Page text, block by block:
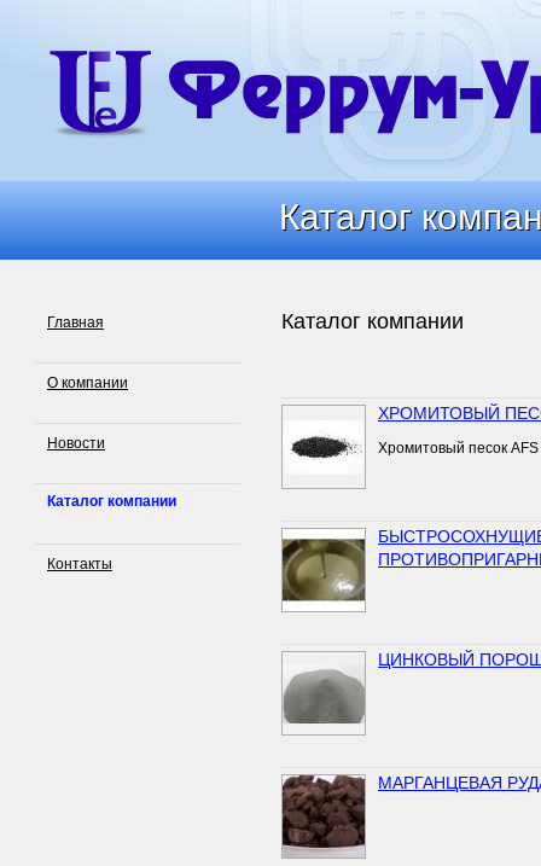
Каталог
Каталог
Главная
О компании
Новости
Каталог компании
Контакты
Каталог компании
ХРОМИТОВЫЙ
Хромитовый песок
ЦИНКОВЫЙ
МАРГАНЦЕВАЯ